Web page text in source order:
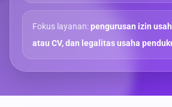
Fokus layanan:pengurusan izin
atau CV, dan legalitas usaha